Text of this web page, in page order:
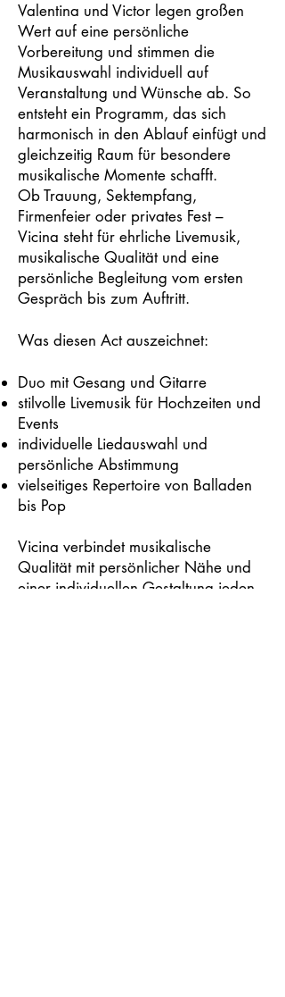
Valentina und Victor legen großen
Wert auf eine persönliche
Vorbereitung und stimmen die
Musikauswahl individuell auf
Veranstaltung und Wünsche ab. So
entsteht ein Programm, das sich
harmonisch in den Ablauf einfügt und
gleichzeitig Raum für besondere
musikalische Momente schafft.
Ob Trauung, Sektempfang,
Firmenfeier oder privates Fest –
Vicina steht für ehrliche Livemusik,
musikalische Qualität und eine
persönliche Begleitung vom ersten
Gespräch bis zum Auftritt.
Was diesen Act auszeichnet:
Duo mit Gesang und Gitarre
stilvolle Livemusik für Hochzeiten und
Events
individuelle Liedauswahl und
persönliche Abstimmung
vielseitiges Repertoire von Balladen
bis Pop
Vicina verbindet musikalische
Qualität mit persönlicher Nähe und
einer individuellen Gestaltung jeden